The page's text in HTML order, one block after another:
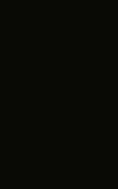
tab